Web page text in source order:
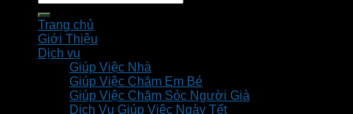
kiếm:
Trang chủ
Giới Thiệu
Dịch vụ
Giúp Việc Nhà
Giúp Việc Chăm Em Bé
Giúp Việc Chăm Sóc Người Già
Dịch Vụ Giúp Việc Ngày Tết